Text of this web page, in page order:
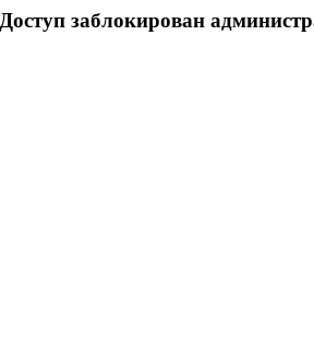
Доступ заблокирован